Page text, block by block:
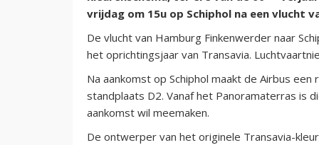
vrijdag om 15u op Schiphol na een vlucht
De vlucht van Hamburg Finkenwerder naar
het oprichtingsjaar van Transavia.
Na aankomst op Schiphol maakt de Airbus
standplaats D2. Vanaf het Panoramaterras is
aankomst wil meemaken.
De ontwerper van het originele Transavia-